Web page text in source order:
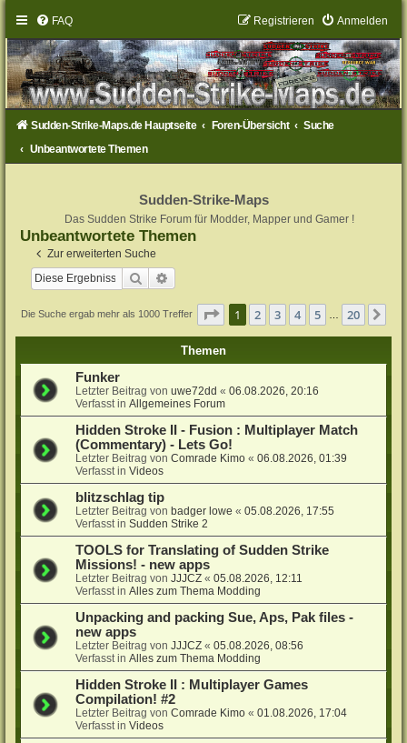
FAQ Anmelden
Registrieren
Sudden-Strike-Maps.de Hauptseite Foren-Übersicht
Suche
Unbeantwortete Themen
Sudden-Strike-Maps
Das Sudden Strike Forum für Modder, Mapper und Gamer !
Unbeantwortete Themen
Zur erweiterten Suche
Suche
Die Suche ergab mehr als 1000 Treffer Seite 1von 20
1 2 3 4 5 20
Themen
Funker
Letzter Beitrag vonuwe72dd «06.08.2026, 20:16
Verfasst inAllgemeines Forum
Hidden Stroke II - Fusion : Multiplayer Match
(Commentary) - Lets Go!
Letzter Beitrag vonComrade Kimo «06.08.2026, 01:39
Verfasst inVideos
blitzschlag tip
Letzter Beitrag vonbadger lowe «05.08.2026, 17:55
Verfasst inSudden Strike 2
TOOLS for Translating of Sudden Strike
Missions! - new apps
Letzter Beitrag vonJJJCZ «05.08.2026, 12:11
Verfasst inAlles zum Thema Modding
Unpacking and packing Sue, Aps, Pak files -
new apps
Letzter Beitrag vonJJJCZ «05.08.2026, 08:56
Verfasst inAlles zum Thema Modding
Hidden Stroke II : Multiplayer Games
Compilation! #2
Letzter Beitrag vonComrade Kimo «01.08.2026, 17:04
Verfasst inVideos